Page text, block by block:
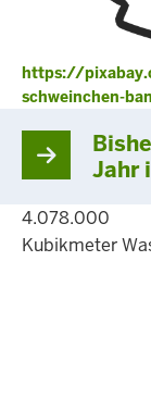
https://
schweinchen-
Jahr
4.078.000
Kubikmeter